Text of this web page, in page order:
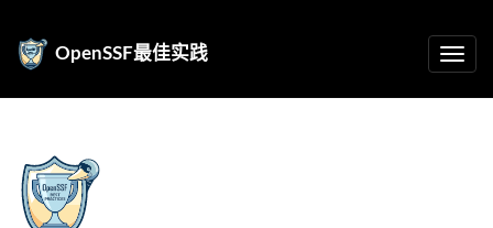
OpenSSF最佳实践